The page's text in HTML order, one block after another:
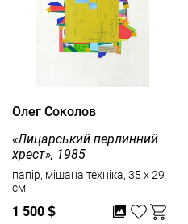
Олег Соколов
«Лицарський перлинний
хрест», 1985
папір, мішана техніка, 35 x 29
см
1 500 $